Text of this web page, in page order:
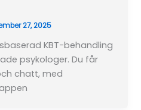
27, 2025
KBT-behandling
psykologer. Du får
chatt, med